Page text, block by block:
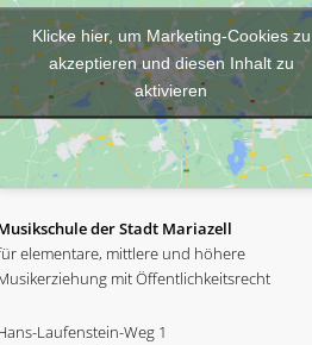
Klicke hier, um Marketing-Cookies zu
akzeptieren und diesen Inhalt zu
aktivieren
der Stadt Mariazell
elementare, mittlere und höhere
mit Öffentlichkeitsrecht
Laufenstein-Weg 1